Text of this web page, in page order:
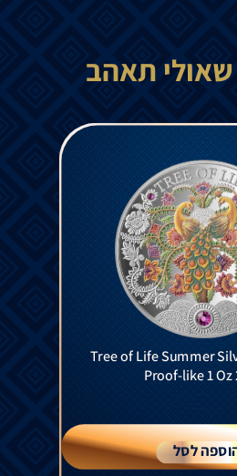
שאולי תאהב
Tree of Life Summer
Proof-like 1 Oz
לסל